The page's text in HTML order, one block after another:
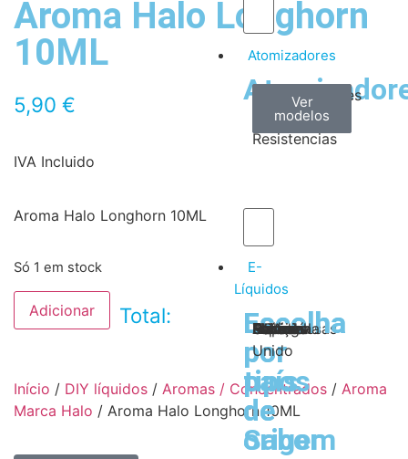
Atomizadores
Claromizadores
Ver
modelos
Reconstruíveis
Ver
modelos
Resistencias
Ver
modelos
E-
Líquidos
Escolha
por
tipos
de
Sabor
Tabaco
Frutas
Bebidas
Frescos
Sobremesas
Escolha
por
país
de
origem
Portugal
Alemanha
USA
Reino
Unido
Canadá
França
Malásia
Filipinas
Espanha
Polónia
Grécia
Aroma Halo Longhorn
10ML
5,90 €
IVA Incluido
Aroma Halo Longhorn 10ML
Só 1 em stock
Adicionar Total:
Início / DIY líquidos / Aromas / Concentrados / Aroma
Marca Halo / Aroma Halo Longhorn 10ML